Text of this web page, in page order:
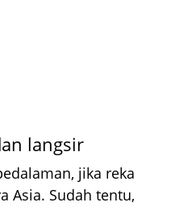
langsir
jika reka
Asia. Sudah tentu,